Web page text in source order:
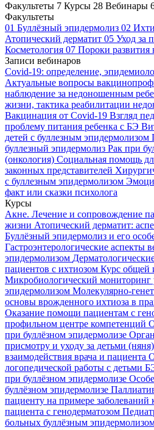
Факультеты 7 Курсы 28 Вебинары
Факультеты
01 Буллёзный эпидермолиз 02
Атопический дерматит 05 Уход за
Косметология 07 Пороки развития
Записи вебинаров
Covid-19: определение,
Актуальные вопросы
наблюдение за недоношенным
жизни, тактика реабилитации
Вакцинация от Covid-19 Взгляд
проблему питания ребенка с БЭ
детей с буллезным эпидермолизом
буллезный эпидермолиз Рак при
(онкология) Социальная помощь
законных представителей
с буллезным эпидермолизом
факт или сказки психолога
Курсы
Акне. Лечение и сопровождение
жизни Атопический дерматит:
Буллёзный эпидермолиз и его
Гастроэнтерологические аспекты
эпидермолизом
пациентов с ихтиозом Курс общей
Микробиологический мониторинг
эпидермолизом Молекулярно-
основы врожденного ихтиоза в
Оказание помощи пациентам с
профильном центре компетенций
при буллёзном эпидермолизе
присмотру и уходу за детьми (няня)
взаимодействия врача и пациента
логопедической работы с детьми
при буллёзном эпидермолизе
буллёзном эпидермолизе
пациенту на примере заболеваний
пациента с генодерматозом
больных буллёзным